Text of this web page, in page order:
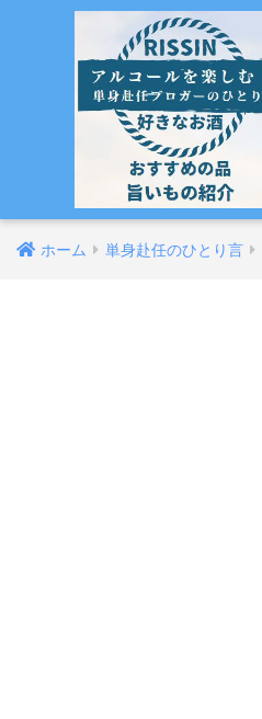
ホーム 単身赴任のひとり言